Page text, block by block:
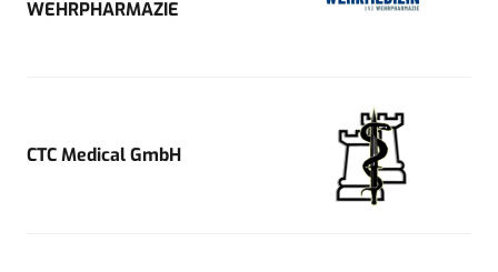
WEHRPHARMAZIE
CTC Medical GmbH